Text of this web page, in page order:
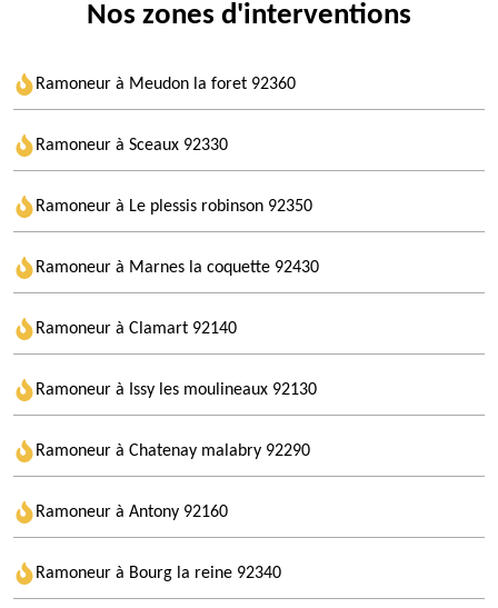
Nos zones d'interventions
Ramoneur à Meudon la foret 92360
Ramoneur à Sceaux 92330
Ramoneur à Le plessis robinson 92350
Ramoneur à Marnes la coquette 92430
Ramoneur à Clamart 92140
Ramoneur à Issy les moulineaux 92130
Ramoneur à Chatenay malabry 92290
Ramoneur à Antony 92160
Ramoneur à Bourg la reine 92340